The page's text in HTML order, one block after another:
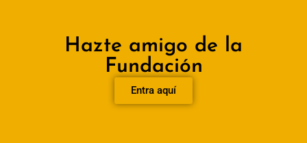
Hazte amigo de la
Fundación
Entra aquí